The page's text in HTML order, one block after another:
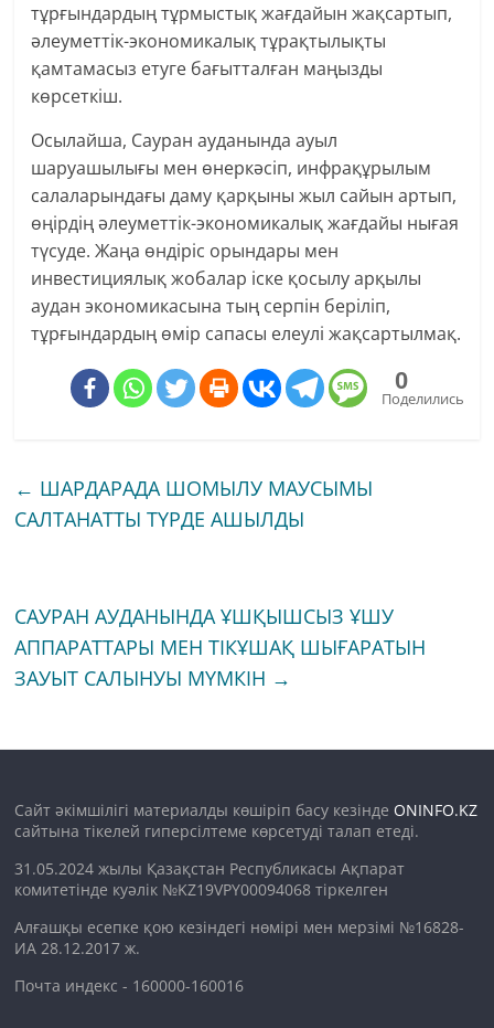
тұрғындардың тұрмыстық жағдайын жақсартып,
әлеуметтік-экономикалық тұрақтылықты
қамтамасыз етуге бағытталған маңызды
көрсеткіш.
Осылайша, Сауран ауданында ауыл
шаруашылығы мен өнеркәсіп, инфрақұрылым
салаларындағы даму қарқыны жыл сайын артып,
өңірдің әлеуметтік-экономикалық жағдайы нығая
түсуде. Жаңа өндіріс орындары мен
инвестициялық жобалар іске қосылу арқылы
аудан экономикасына тың серпін беріліп,
тұрғындардың өмір сапасы елеулі жақсартылмақ.
0
Поделились
← ШАРДАРАДА ШОМЫЛУ МАУСЫМЫ
САЛТАНАТТЫ ТҮРДЕ АШЫЛДЫ
САУРАН АУДАНЫНДА ҰШҚЫШСЫЗ ҰШУ
АППАРАТТАРЫ МЕН ТІКҰШАҚ ШЫҒАРАТЫН
ЗАУЫТ САЛЫНУЫ МҮМКІН →
Сайт әкімшілігі материалды көшіріп басу кезінде ONINFO.KZ
сайтына тікелей гиперсілтеме көрсетуді талап етеді.
31.05.2024 жылы Қазақстан Республикасы Ақпарат
комитетінде куәлік №KZ19VPY00094068 тіркелген
Алғашқы есепке қою кезіндегі нөмірі мен мерзімі №16828-
ИА 28.12.2017 ж.
Почта индекс - 160000-160016